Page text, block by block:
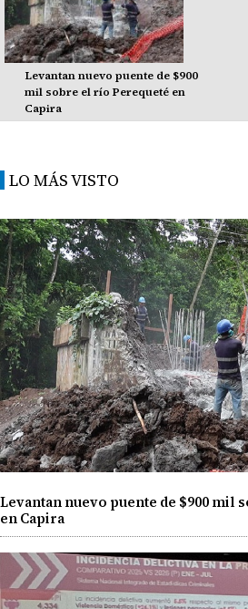
Levantan nuevo puente de $900
mil sobre el río Perequeté en
Capira
LO MÁS VISTO
Levantan nuevo puente de $900 mil
en Capira